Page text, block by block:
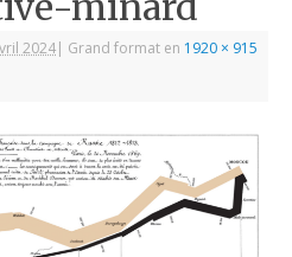
2024| Grand format en 1920 × 915